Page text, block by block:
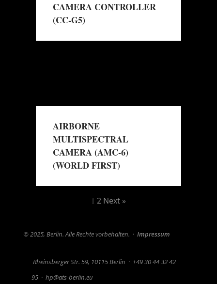
CAMERA CONTROLLER
(CC-G5)
AIRBORNE
MULTISPECTRAL
CAMERA (AMC-6)
(WORLD FIRST)
1 2 Next »
© 2025, Berlin. Alle Rechte vorbehalten. · Impressum
Rheinsberger Str. 59, 10115 Berlin · +49 30 44 32 42
95 · hp@ats-berlin.eu